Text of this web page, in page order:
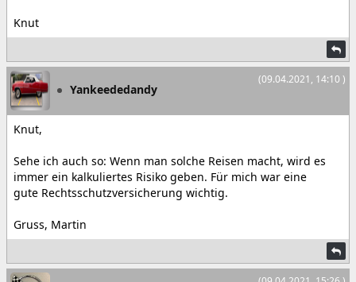
Knut
(09.04.2021, 14:10 )
Yankeededandy
Knut,
Sehe ich auch so: Wenn man solche Reisen macht, wird es
immer ein kalkuliertes Risiko geben. Für mich war eine
gute Rechtsschutzversicherung wichtig.
Gruss, Martin